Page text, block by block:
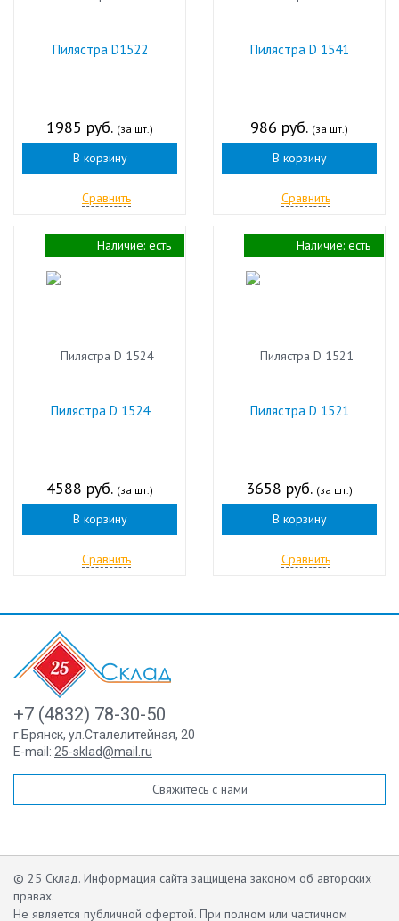
Пилястра D1522
1985 руб. (за шт.)
В корзину
Сравнить
Пилястра D 1541
986 руб. (за шт.)
В корзину
Сравнить
Пилястра D 1524
4588 руб. (за шт.)
В корзину
Сравнить
Наличие: есть
Пилястра D 1521
3658 руб. (за шт.)
В корзину
Сравнить
Наличие: есть
+7 (4832) 78-30-50
г.Брянск, ул.Сталелитейная, 20
E-mail: 25-sklad@mail.ru
Свяжитесь с нами
© 25 Склад. Информация сайта защищена законом об авторских
правах.
Не является публичной офертой. При полном или частичном